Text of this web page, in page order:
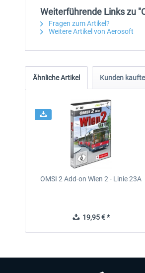
Weiterführende Links zu
Fragen zum Artikel?
Weitere Artikel von Aerosoft
Ähnliche Artikel Kunden
OMSI 2 Add-on Wien 2 - Linie 23A
19,95 € *